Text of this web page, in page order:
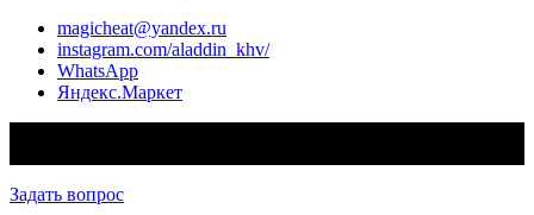
magicheat@yandex.ru
instagram.com/aladdin_khv/
WhatsApp
Яндекс.Маркет
Задать вопрос